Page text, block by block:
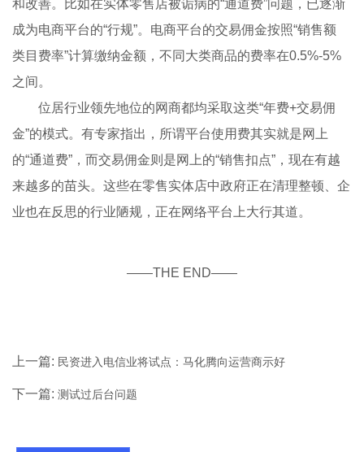
和改善。比如在实体零售店被诟病的“通道费”问题，已逐渐
成为电商平台的“行规”。电商平台的交易佣金按照“销售额
类目费率”计算缴纳金额，不同大类商品的费率在0.5%-5%
之间。
位居行业领先地位的网商都均采取这类“年费+交易佣
金”的模式。有专家指出，所谓平台使用费其实就是网上
的“通道费”，而交易佣金则是网上的“销售扣点”，现在有越
来越多的苗头。这些在零售实体店中政府正在清理整顿、企
业也在反思的行业陋规，正在网络平台上大行其道。
——THE END——
上一篇: 民资进入电信业将试点：马化腾向运营商示好
下一篇:测试过后台问题